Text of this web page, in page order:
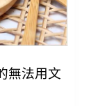
無法用文